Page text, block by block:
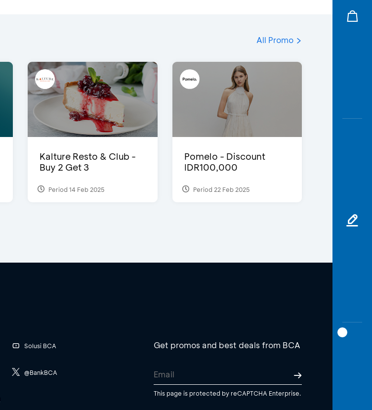
All Promo
Kalture Resto & Club -
Buy 2 Get 3
Period 14 Feb 2025
Pomelo - Discount
IDR100,000
Period 22 Feb 2025
Solusi BCA
@BankBCA
Get promos and best deals from BCA
This page is protected by reCAPTCHA Enterprise.